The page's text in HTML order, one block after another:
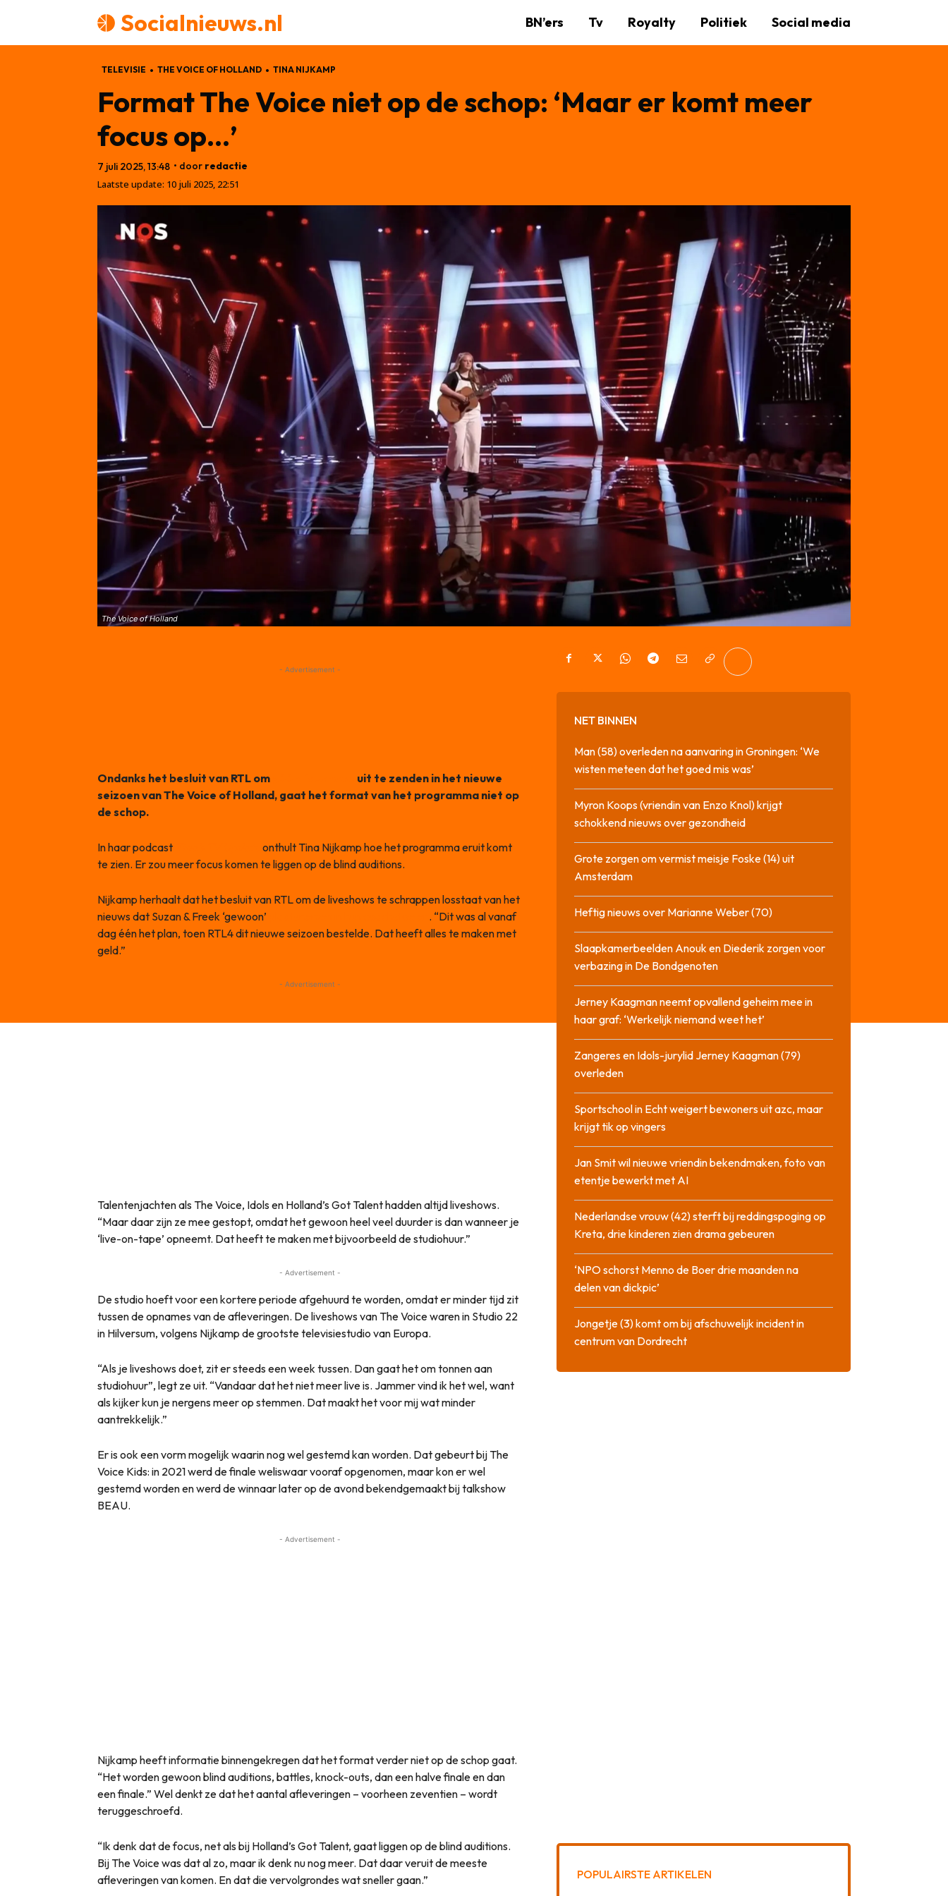
Socialnieuws.nl BN’ers Tv Royalty Politiek Social media
TELEVISIE THE VOICE OF HOLLAND TINA NIJKAMP
Format The Voice niet op de schop: ‘Maar er komt meer
focus op…’
7 juli 2025, 13:48 • door redactie
Laatste update: 10 juli 2025, 22:51
The Voice of Holland
- Advertisement -
Ondanks het besluit van RTL om
uit te zenden in het nieuwe
seizoen van The Voice of Holland, gaat het format van het programma niet op
de schop.
In haar podcast
onthult Tina Nijkamp hoe het programma eruit komt
te zien. Er zou meer focus komen te liggen op de blind auditions.
Nijkamp herhaalt dat het besluit van RTL om de liveshows te schrappen losstaat van het
nieuws dat Suzan & Freek ‘gewoon’
. “Dit was al vanaf
dag één het plan, toen RTL4 dit nieuwe seizoen bestelde. Dat heeft alles te maken met
geld.”
- Advertisement -
Talentenjachten als The Voice, Idols en Holland’s Got Talent hadden altijd liveshows.
“Maar daar zijn ze mee gestopt, omdat het gewoon heel veel duurder is dan wanneer je
‘live-on-tape’ opneemt. Dat heeft te maken met bijvoorbeeld de studiohuur.”
- Advertisement -
De studio hoeft voor een kortere periode afgehuurd te worden, omdat er minder tijd zit
tussen de opnames van de afleveringen. De liveshows van The Voice waren in Studio 22
in Hilversum, volgens Nijkamp de grootste televisiestudio van Europa.
“Als je liveshows doet, zit er steeds een week tussen. Dan gaat het om tonnen aan
studiohuur”, legt ze uit. “Vandaar dat het niet meer live is. Jammer vind ik het wel, want
als kijker kun je nergens meer op stemmen. Dat maakt het voor mij wat minder
aantrekkelijk.”
Er is ook een vorm mogelijk waarin nog wel gestemd kan worden. Dat gebeurt bij The
Voice Kids: in 2021 werd de finale weliswaar vooraf opgenomen, maar kon er wel
gestemd worden en werd de winnaar later op de avond bekendgemaakt bij talkshow
BEAU.
- Advertisement -
Nijkamp heeft informatie binnengekregen dat het format verder niet op de schop gaat.
“Het worden gewoon blind auditions, battles, knock-outs, dan een halve finale en dan
een finale.” Wel denkt ze dat het aantal afleveringen – voorheen zeventien – wordt
teruggeschroefd.
“Ik denk dat de focus, net als bij Holland’s Got Talent, gaat liggen op de blind auditions.
Bij The Voice was dat al zo, maar ik denk nu nog meer. Dat daar veruit de meeste
afleveringen van komen. En dat die vervolgrondes wat sneller gaan.”
NET BINNEN
Man (58) overleden na aanvaring in Groningen: ‘We
wisten meteen dat het goed mis was’
Myron Koops (vriendin van Enzo Knol) krijgt
schokkend nieuws over gezondheid
Grote zorgen om vermist meisje Foske (14) uit
Amsterdam
Heftig nieuws over Marianne Weber (70)
Slaapkamerbeelden Anouk en Diederik zorgen voor
verbazing in De Bondgenoten
Jerney Kaagman neemt opvallend geheim mee in
haar graf: ‘Werkelijk niemand weet het’
Zangeres en Idols-jurylid Jerney Kaagman (79)
overleden
Sportschool in Echt weigert bewoners uit azc, maar
krijgt tik op vingers
Jan Smit wil nieuwe vriendin bekendmaken, foto van
etentje bewerkt met AI
Nederlandse vrouw (42) sterft bij reddingspoging op
Kreta, drie kinderen zien drama gebeuren
‘NPO schorst Menno de Boer drie maanden na
delen van dickpic’
Jongetje (3) komt om bij afschuwelijk incident in
centrum van Dordrecht
POPULAIRSTE ARTIKELEN